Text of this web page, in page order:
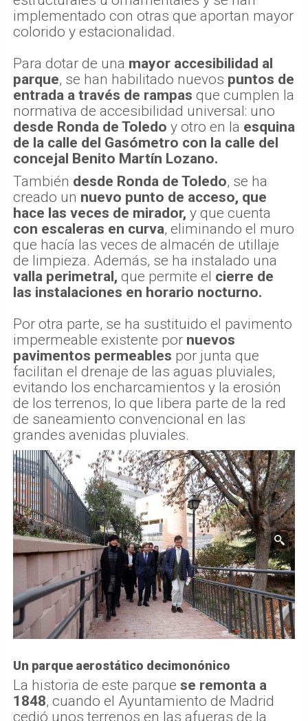
implementado con otras que aportan mayor
colorido y estacionalidad.
Para dotar de una mayor accesibilidad al
parque, se han habilitado nuevos puntos de
entrada a través de rampas que cumplen la
normativa de accesibilidad universal: uno
desde Ronda de Toledo y otro en la esquina
de la calle del Gasómetro con la calle del
concejal Benito Martín Lozano.
También desde Ronda de Toledo, se ha
creado un nuevo punto de acceso, que
hace las veces de mirador, y que cuenta
con escaleras en curva, eliminando el muro
que hacía las veces de almacén de utillaje
de limpieza. Además, se ha instalado una
valla perimetral, que permite el cierre de
las instalaciones en horario nocturno.
Por otra parte, se ha sustituido el pavimento
impermeable existente por nuevos
pavimentos permeables por junta que
facilitan el drenaje de las aguas pluviales,
evitando los encharcamientos y la erosión
de los terrenos, lo que libera parte de la red
de saneamiento convencional en las
grandes avenidas pluviales.
Un parque aerostático decimonónico
La historia de este parque se remonta a
1848, cuando el Ayuntamiento de Madrid
cedió unos terrenos en las afueras de la